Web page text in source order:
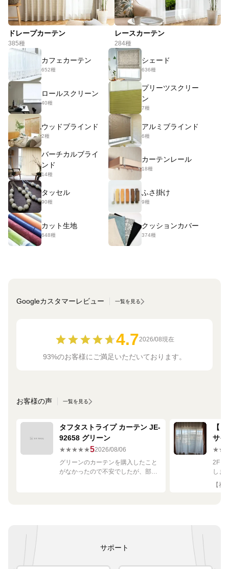
ドレープカーテン
385種
レースカーテン
284種
カフェカーテン
652種
シェード
636種
ロールスクリーン
40種
プリーツスクリー
ン
7種
ウッドブラインド
2種
アルミブラインド
6種
バーチカルブライ
ンド
14種
カーテンレール
18種
タッセル
90種
ふさ掛け
9種
カット生地
648種
クッションカバー
374種
Googleカスタマーレビュー 一覧を見る
4.72026/08現在
93%のお客様にご満足いただいております。
お客様の声 一覧を見る
タフタストライプ カーテン JE-
92658 グリーン
★★★★★52026/08/06
グリーンのカーテンを購入したこと
がなかったので不安でしたが、部屋
【
サイ
2Fリ
しま
し
で
【神
サポート